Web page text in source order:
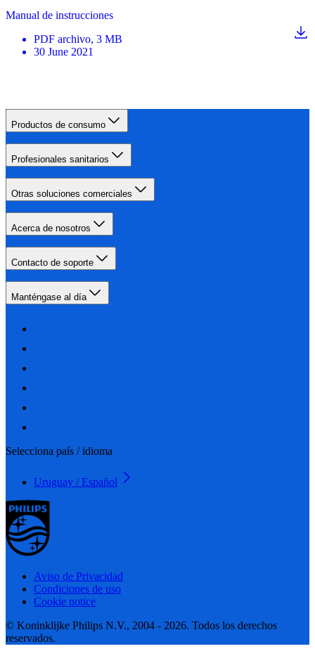
Manual de instrucciones
PDF archivo, 3 MB
30 June 2021
Productos de consumo
Profesionales sanitarios
Otras soluciones comerciales
Acerca de nosotros
Contacto de soporte
Manténgase al día
Selecciona país / idioma
Uruguay / Español
Aviso de Privacidad
Condiciones de uso
Cookie notice
© Koninklijke Philips N.V., 2004 - 2026. Todos los derechos
reservados.